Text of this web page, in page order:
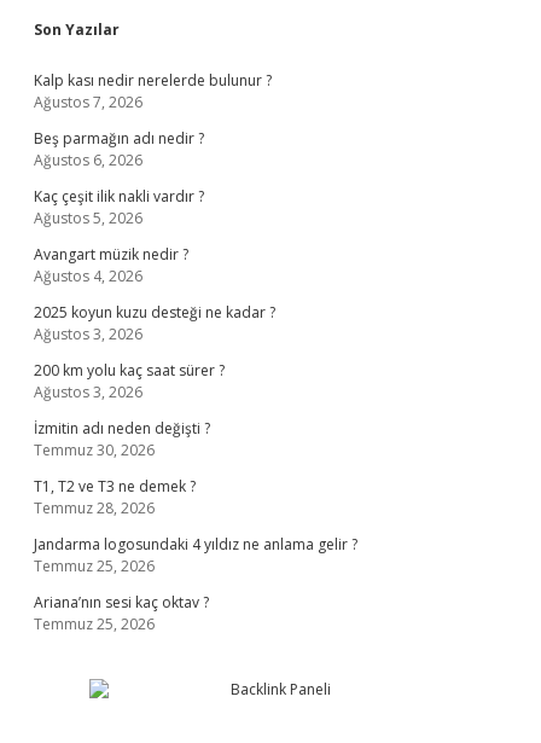
Sidebar
Son Yazılar
Kalp kası nedir nerelerde bulunur ?
Ağustos 7, 2026
Beş parmağın adı nedir ?
Ağustos 6, 2026
Kaç çeşit ilik nakli vardır ?
Ağustos 5, 2026
Avangart müzik nedir ?
Ağustos 4, 2026
2025 koyun kuzu desteği ne kadar ?
Ağustos 3, 2026
200 km yolu kaç saat sürer ?
Ağustos 3, 2026
İzmitin adı neden değişti ?
Temmuz 30, 2026
T1, T2 ve T3 ne demek ?
Temmuz 28, 2026
Jandarma logosundaki 4 yıldız ne anlama gelir ?
Temmuz 25, 2026
Ariana’nın sesi kaç oktav ?
Temmuz 25, 2026